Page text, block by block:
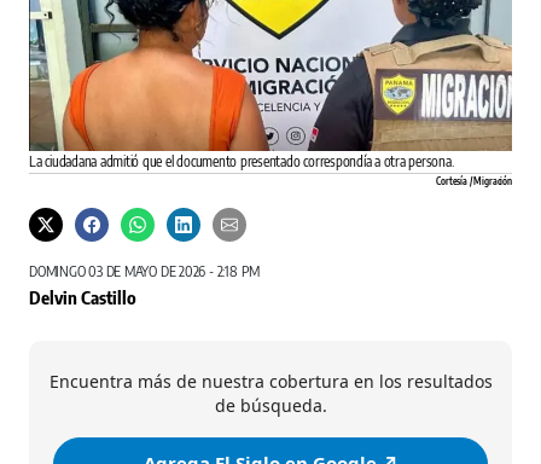
La ciudadana admitió que el documento presentado correspondía a otra persona.
Cortesía / Migración
DOMINGO 03 DE MAYO DE 2026 - 2:18 PM
Delvin Castillo
Encuentra más de nuestra cobertura en los resultados
de búsqueda.